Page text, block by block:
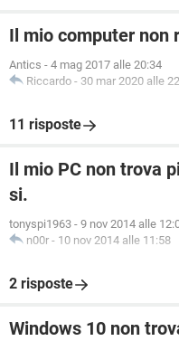
Il mio computer non
Antics - 4 mag 2017 alle 20:34
Riccardo - 30 mar 2020 alle
11 risposte
Il mio PC non trova
si.
tonyspi1963 - 9 nov 2014 alle
n00r - 10 nov 2014 alle 11:58
2 risposte
Windows 10 non